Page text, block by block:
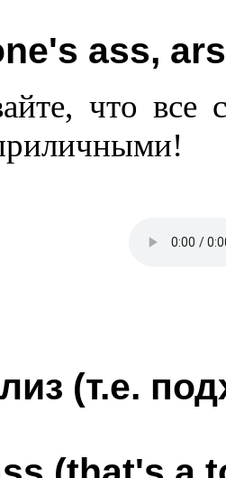
ass,
что все
(т.е.